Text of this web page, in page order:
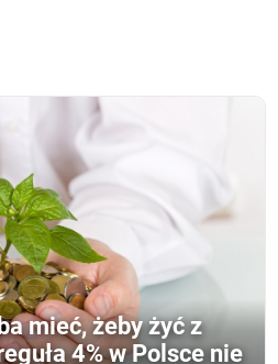
mieć, żeby żyć z
4% w Polsce nie